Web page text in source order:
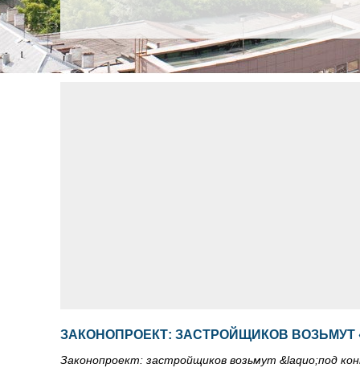
ЗАКОНОПРОЕКТ: ЗАСТРОЙЩИКОВ ВОЗЬМУТ
Законопроект: застройщиков возьмут &laquo;под